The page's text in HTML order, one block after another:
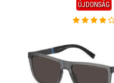
ÚJDONSÁG